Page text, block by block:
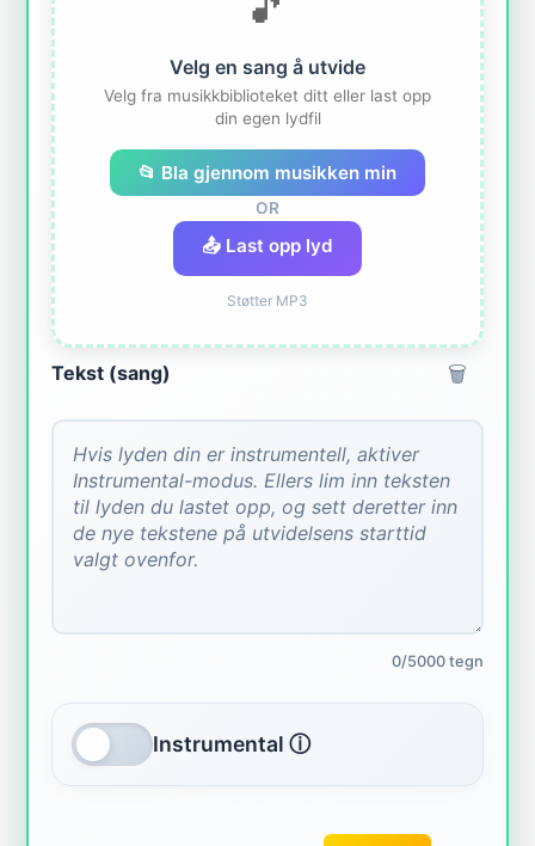
Velg en sang å utvide
Velg fra musikkbiblioteket ditt eller last opp
din egen lydfil
📂 Bla gjennom musikken min
OR
📤 Last opp lyd
Støtter MP3
Tekst (sang) 🗑️
0/5000 tegn
Instrumental ⓘ